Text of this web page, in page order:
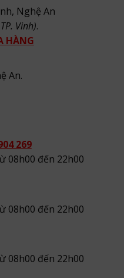
Nghệ An
Vinh).
HÀNG
An.
269
08h00 đến 22h00
08h00 đến 22h00
08h00 đến 22h00